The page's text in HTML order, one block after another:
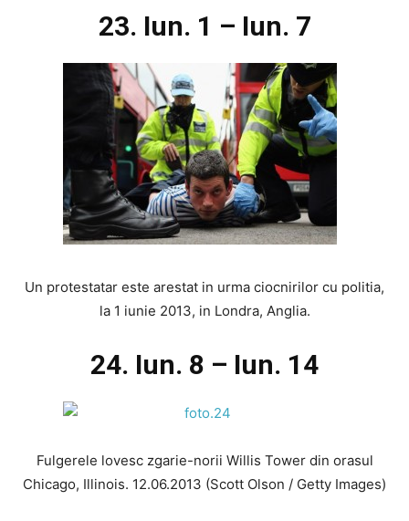
23. Iun. 1 – Iun. 7
Un protestatar este arestat in urma ciocnirilor cu politia,
la 1 iunie 2013, in Londra, Anglia.
24. Iun. 8 – Iun. 14
Fulgerele lovesc zgarie-norii Willis Tower din orasul
Chicago, Illinois. 12.06.2013 (Scott Olson / Getty Images)